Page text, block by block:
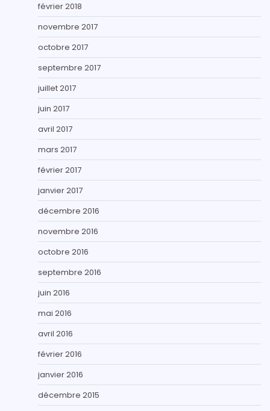
février 2018
novembre 2017
octobre 2017
septembre 2017
juillet 2017
juin 2017
avril 2017
mars 2017
février 2017
janvier 2017
décembre 2016
novembre 2016
octobre 2016
septembre 2016
juin 2016
mai 2016
avril 2016
février 2016
janvier 2016
décembre 2015